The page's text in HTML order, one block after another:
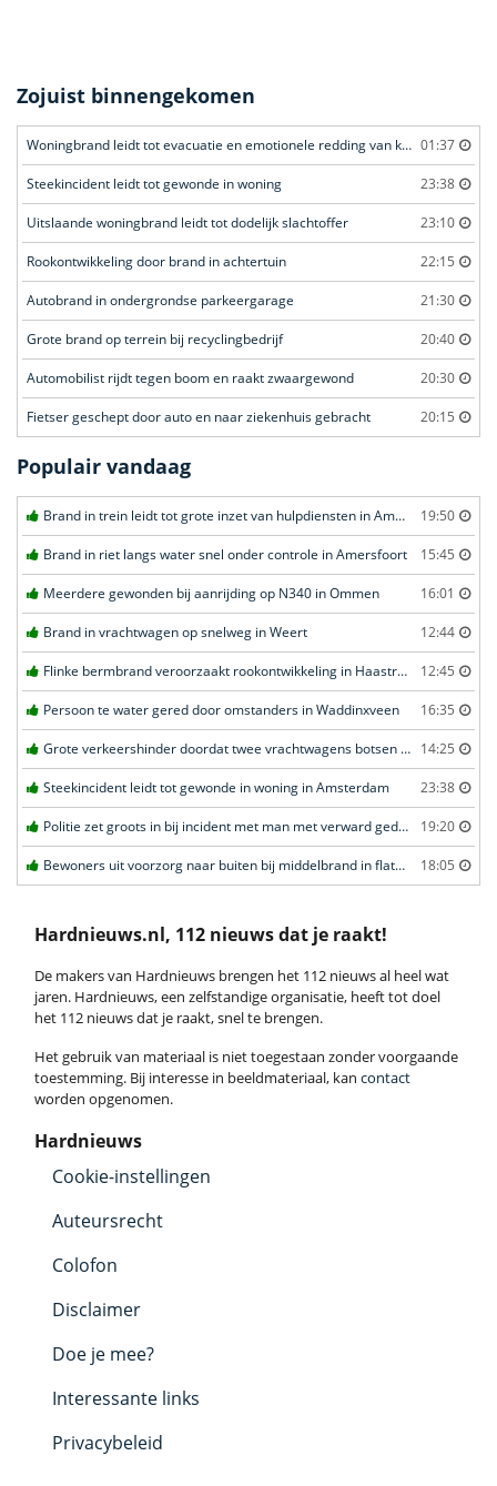
Zojuist binnengekomen
Woningbrand leidt tot evacuatie en emotionele redding van kat 01:37
Steekincident leidt tot gewonde in woning 23:38
Uitslaande woningbrand leidt tot dodelijk slachtoffer 23:10
Rookontwikkeling door brand in achtertuin 22:15
Autobrand in ondergrondse parkeergarage 21:30
Grote brand op terrein bij recyclingbedrijf 20:40
Automobilist rijdt tegen boom en raakt zwaargewond 20:30
Fietser geschept door auto en naar ziekenhuis gebracht 20:15
Populair vandaag
Brand in trein leidt tot grote inzet van hulpdiensten in Amersfoort 19:50
Brand in riet langs water snel onder controle in Amersfoort 15:45
Meerdere gewonden bij aanrijding op N340 in Ommen 16:01
Brand in vrachtwagen op snelweg in Weert 12:44
Flinke bermbrand veroorzaakt rookontwikkeling in Haastrecht 12:45
Persoon te water gered door omstanders in Waddinxveen 16:35
Grote verkeershinder doordat twee vrachtwagens botsen tunnel in Zwijndrecht 14:25
Steekincident leidt tot gewonde in woning in Amsterdam 23:38
Politie zet groots in bij incident met man met verward gedrag in Leeuwarden 19:20
Bewoners uit voorzorg naar buiten bij middelbrand in flatwoning in Leeuwarden 18:05
Hardnieuws.nl, 112 nieuws dat je raakt!
De makers van Hardnieuws brengen het 112 nieuws al heel wat
jaren. Hardnieuws, een zelfstandige organisatie, heeft tot doel
het 112 nieuws dat je raakt, snel te brengen.
Het gebruik van materiaal is niet toegestaan zonder voorgaande
toestemming. Bij interesse in beeldmateriaal, kan contact
worden opgenomen.
Hardnieuws
Cookie-instellingen
Auteursrecht
Colofon
Disclaimer
Doe je mee?
Interessante links
Privacybeleid